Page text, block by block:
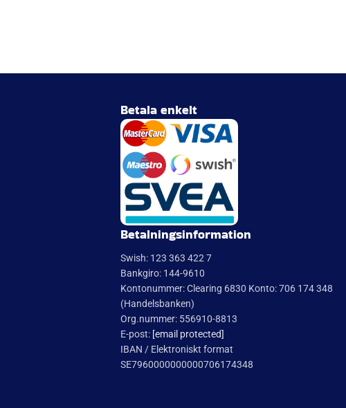
Betala enkelt
Betalningsinformation
Swish: 123 363 422 7
Bankgiro: 144-9610
Kontonummer: Clearing 6830 Konto: 706 174 348
(Handelsbanken)
Org.nummer: 556910-8813
E-post: [email protected]
IBAN / Elektroniskt format
SE7960000000000706174348